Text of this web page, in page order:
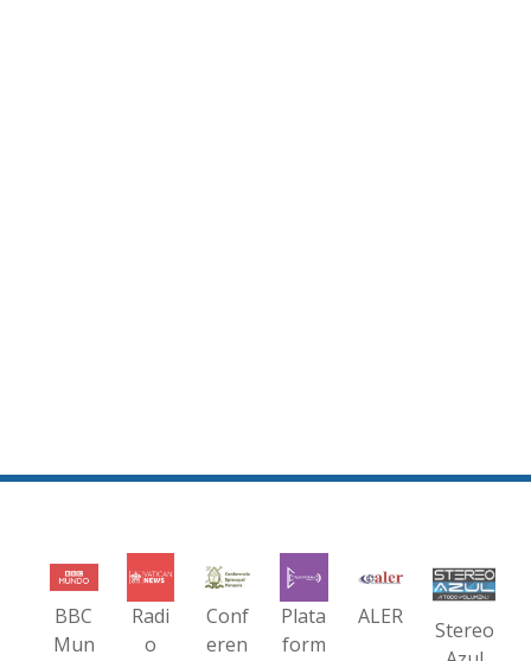
BBC
Mun
Radi
o
Conf
eren
Plata
form
ALER
Stereo